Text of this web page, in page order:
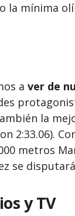
la mínima
a ver de
la
2:33.06).
metros
se
y TV